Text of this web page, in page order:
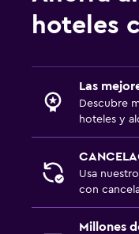
hoteles
Las
Descubre
hoteles y
Usa
con
Millones